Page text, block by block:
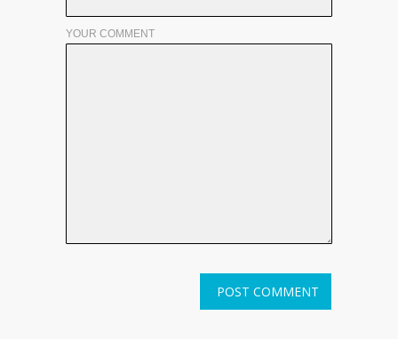
YOUR COMMENT